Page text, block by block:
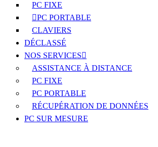
PC FIXE
PC PORTABLE
CLAVIERS
DÉCLASSÉ
NOS SERVICES
ASSISTANCE À DISTANCE
PC FIXE
PC PORTABLE
RÉCUPÉRATION DE DONNÉES
PC SUR MESURE